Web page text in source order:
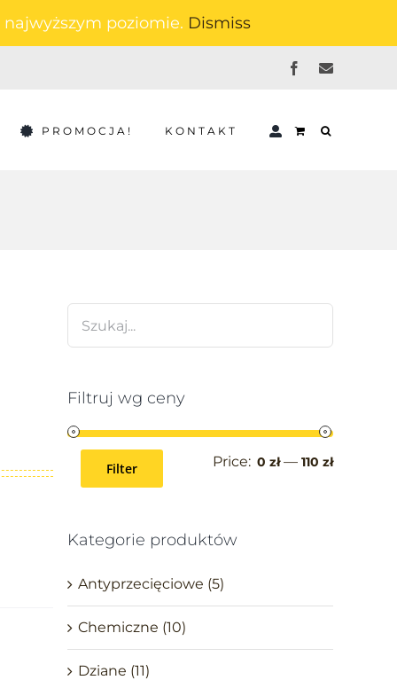
FacebookEmail
PROMOCJA! KONTAKT
Filtruj wg ceny
Filter Price: 0 zł— 110 zł
Kategorie produktów
Antyprzecięciowe (5)
Chemiczne (10)
Dziane (11)
najwyższym poziomie. Dismiss